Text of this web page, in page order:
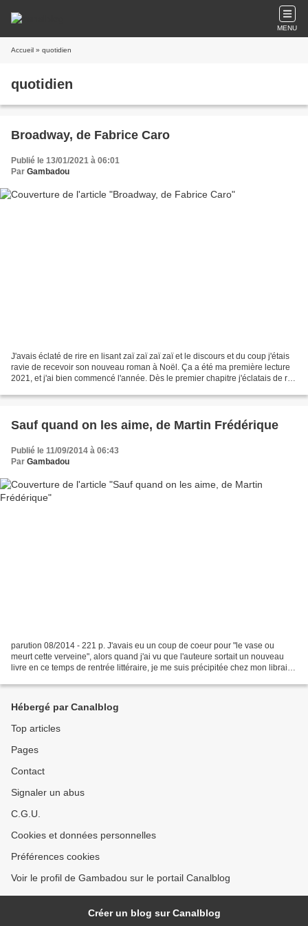
MENU
Accueil » quotidien
quotidien
Broadway, de Fabrice Caro
Publié le 13/01/2021 à 06:01
Par Gambadou
J'avais éclaté de rire en lisant zaï zaï zaï zaï et le discours et du coup j'étais
ravie de recevoir son nouveau roman à Noël. Ça a été ma première lecture
2021, et j'ai bien commencé l'année. Dès le premier chapitre j'éclatais de rire
Sauf quand on les aime, de Martin Frédérique
Publié le 11/09/2014 à 06:43
Par Gambadou
parution 08/2014 - 221 p. J'avais eu un coup de coeur pour "le vase ou
meurt cette verveine", alors quand j'ai vu que l'auteure sortait un nouveau
livre en ce temps de rentrée littéraire, je me suis précipitée chez mon libraire.
Hébergé par Canalblog
Top articles
Pages
Contact
Signaler un abus
C.G.U.
Cookies et données personnelles
Préférences cookies
Voir le profil de Gambadou sur le portail Canalblog
Créer un blog sur Canalblog